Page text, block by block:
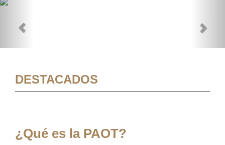
DESTACADOS
¿Qué es la PAOT?